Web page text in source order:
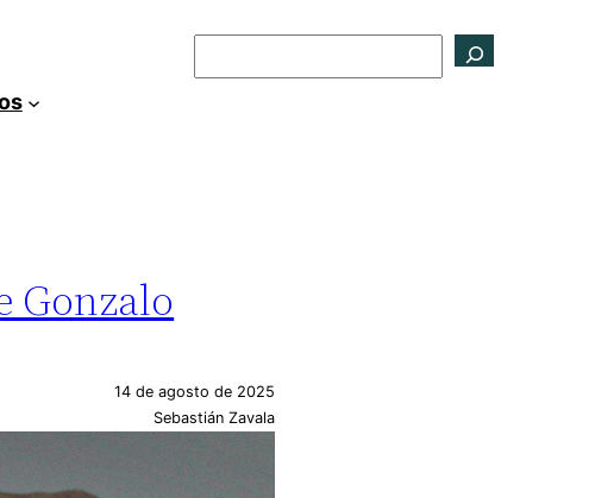
Gonzalo
14 de agosto de 2025
Sebastián Zavala